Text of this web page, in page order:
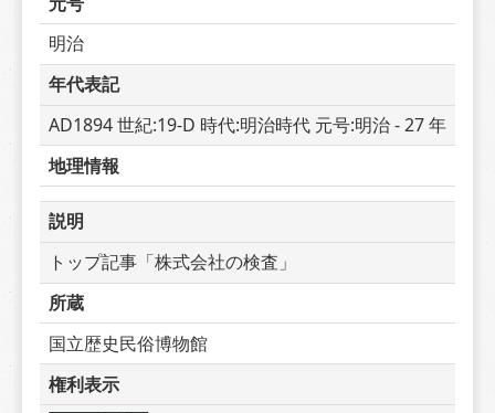
明治
年代表記
AD1894 世紀:19-D 時代:明治時代 元号:明治 - 27 年
地理情報
説明
トップ記事「株式会社の検査」
所蔵
国立歴史民俗博物館
権利表示